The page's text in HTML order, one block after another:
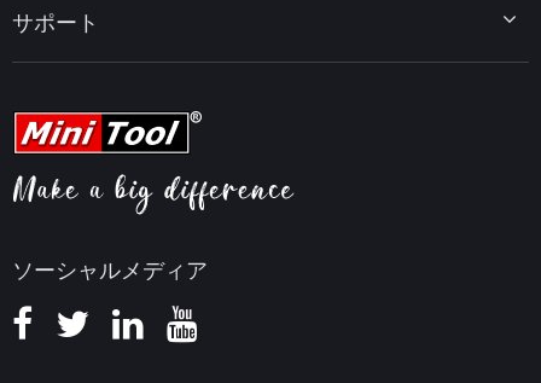
ソーシャルメディア
MiniTool uTube Downloader
PDF編集ヒント
動画編集ヒント
ビデオ変換ヒント
画面録画ヒント
知識ベース
MiniTool ニュースセンター
サポート
ヘルプ